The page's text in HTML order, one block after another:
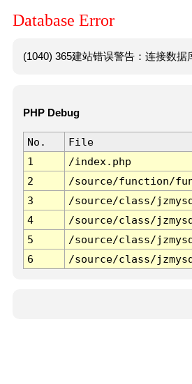
Database Error
(1040) 365建站错误警告：连接数
PHP Debug
No. File
1
/index.php
2
/source/function/
3
/source/class/
4
/source/class/
5
/source/class/
6
/source/class/